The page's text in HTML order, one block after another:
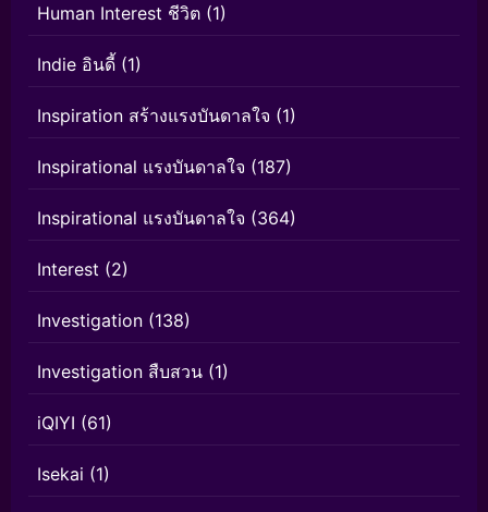
Human Interest ชีวิต (1)
Indie อินดี้ (1)
Inspiration สร้างแรงบันดาลใจ (1)
Inspirational แรงบันดาลใจ (187)
Inspirational แรงบันดาลใจ (364)
Interest (2)
Investigation (138)
Investigation สืบสวน (1)
iQIYI (61)
Isekai (1)